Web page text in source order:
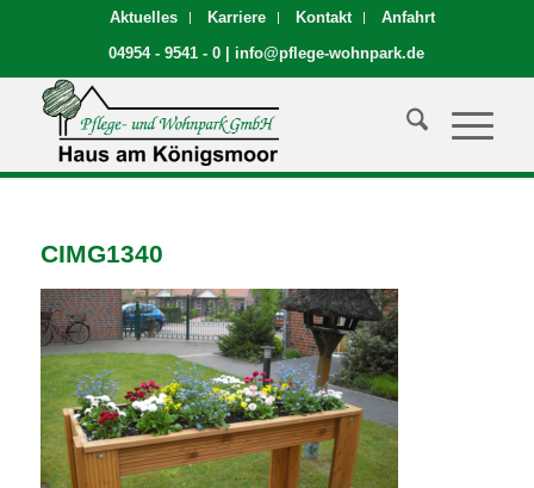
Aktuelles Karriere Kontakt
Anfahrt
04954 - 9541 - 0
info@pflege-wohnpark.de
CIMG1340